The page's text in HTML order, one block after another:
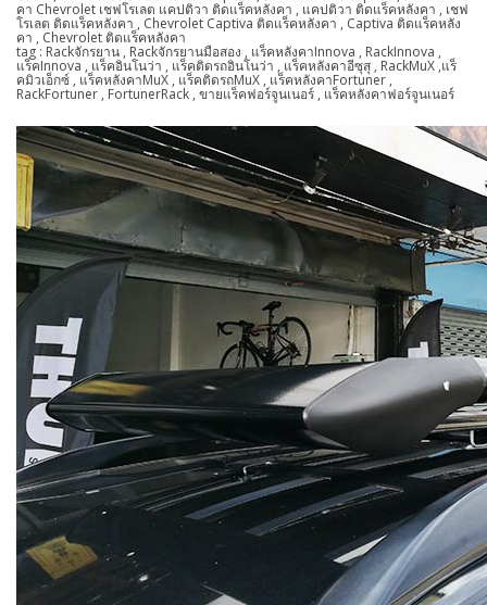
คา Chevrolet เชฟโรเลต แคปติวา ติดแร็คหลังคา , แคปติวา ติดแร็คหลังคา , เชฟ
โรเลต ติดแร็คหลังคา , Chevrolet Captiva ติดแร็คหลังคา , Captiva ติดแร็คหลัง
คา , Chevrolet ติดแร็คหลังคา
tag : Rackจักรยาน , Rackจักรยานมือสอง , แร็คหลังคาInnova , RackInnova ,
แร็คInnova , แร็คอินโนว่า , แร็คติดรถอินโนว่า , แร็คหลังคาอีซุสุ , RackMuX ,แร็
คมิวเอ็กซ์ , แร็คหลังคาMuX , แร็คติดรถMuX , แร็คหลังคาFortuner ,
RackFortuner , FortunerRack , ขายแร็คฟอร์จูนเนอร์ , แร็คหลังคาฟอร์จูนเนอร์